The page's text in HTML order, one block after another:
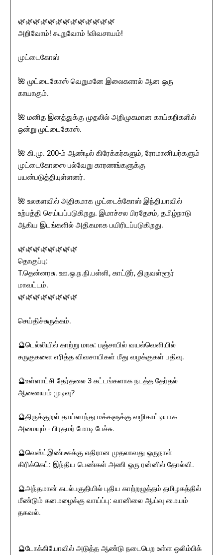
🌿🌿🌿🌿🌿🌿🌿🌿🌿🌿🌿🌿🌿
அறிவோம்! கூறுவோம் !விவசாயம்!
முட்டைகோஸ்
🌺 முட்டைகோஸ் வெறுமனே இலைகளால் ஆன ஒரு
காயாகும்.
🌺 மனித இனத்துக்கு முதலில் அறிமுகமான காய்கறிகளில்
ஒன்று முட்டைகோஸ்.
🌺 கி.மு. 200-ம் ஆண்டில் கிரேக்கர்களும், ரோமானியர்களும்
முட்டைகோஸை பல்வேறு காரணங்களுக்கு
பயன்படுத்தியுள்ளனர்.
🌺 உலகளவில் அதிகமாக முட்டைக்கோஸ் இந்தியாவில்
உற்பத்தி செய்யப்படுகிறது. இமாச்சல பிரதேசம், தமிழ்நாடு
ஆகிய இடங்களில் அதிகமாக பயிரிடப்படுகிறது.
🌿🌿🌿🌿🌿🌿🌿🌿
தொகுப்பு:
T.தென்னரசு. ஊ.ஒ.ந.நி.பள்ளி, காட்டூர், திருவள்ளூர்
மாவட்டம்.
🌿🌿🌿🌿🌿🌿🌿🌿
செய்திச்சுருக்கம்.
🔮டெல்லியில் காற்று மாசு: பஞ்சாபில் வயல்வெளியில்
சருகுகளை எரித்த விவசாயிகள் மீது வழக்குகள் பதிவு.
🔮உள்ளாட்சி தேர்தலை 3 கட்டங்களாக நடத்த தேர்தல்
ஆணையம் முடிவு?
🔮திருக்குறள் தாய்லாந்து மக்களுக்கு வழிகாட்டியாக
அமையும் - பிரதமர் மோடி பேச்சு.
🔮வெஸ்ட்இண்டீசுக்கு எதிரான முதலாவது ஒருநாள்
கிரிக்கெட்: இந்திய பெண்கள் அணி ஒரு ரன்னில் தோல்வி.
🔮அந்தமான் கடல்பகுதியில் புதிய காற்றழுத்தம் தமிழகத்தில்
மீண்டும் கனமழைக்கு வாய்ப்பு: வானிலை ஆய்வு மையம்
தகவல்.
🔮டோக்கியோவில் அடுத்த ஆண்டு நடைபெற உள்ள ஒலிம்பிக்